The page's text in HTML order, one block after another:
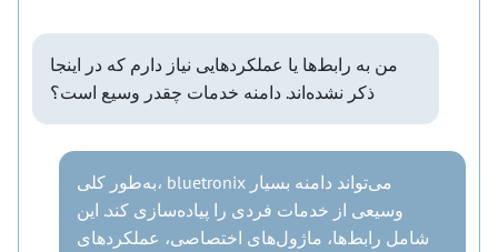
من به رابط‌ها یا عملکردهایی نیاز دارم که در اینجا
ذکر نشده‌اند. دامنه خدمات چقدر وسیع است؟
به‌طور کلی، bluetronix می‌تواند دامنه بسیار
وسیعی از خدمات فردی را پیاده‌سازی کند. این
شامل رابط‌ها، ماژول‌های اختصاصی، عملکردهای